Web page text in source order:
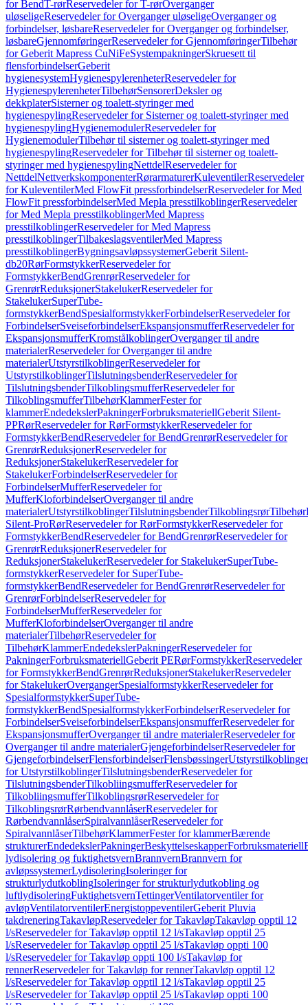
for BendT-rørReservedeler for T-rørOverganger
uløseligeReservedeler for Overganger uløseligeOverganger og
forbindelser, løsbareReservedeler for Overganger og forbindelser,
løsbareGjennomføringerReservedeler for GjennomføringerTilbehør
for Geberit Mapress CuNiFeSystempakningerSkruesett til
flensforbindelserGeberit
hygienesystemHygienespylerenheterReservedeler for
HygienespylerenheterTilbehørSensorerDeksler og
dekkplaterSisterner og toalett-styringer med
hygienespylingReservedeler for Sisterner og toalett-styringer med
hygienespylingHygienemodulerReservedeler for
HygienemodulerTilbehør til sisterner og toalett-styringer med
hygienespylingReservedeler for Tilbehør til sisterner og toalett-
styringer med hygienespylingNettdelReservedeler for
NettdelNettverkskomponenterRørarmaturerKuleventilerReservedeler
for KuleventilerMed FlowFit pressforbindelserReservedeler for Med
FlowFit pressforbindelserMed Mepla presstilkoblingerReservedeler
for Med Mepla presstilkoblingerMed Mapress
presstilkoblingerReservedeler for Med Mapress
presstilkoblingerTilbakeslagsventilerMed Mapress
presstilkoblingerBygningsavløpssystemerGeberit Silent-
db20RørFormstykkerReservedeler for
FormstykkerBendGrenrørReservedeler for
GrenrørReduksjonerStakelukerReservedeler for
StakelukerSuperTube-
formstykkerBendSpesialformstykkerForbindelserReservedeler for
ForbindelserSveiseforbindelserEkspansjonsmufferReservedeler for
EkspansjonsmufferKromstålkoblingerOverganger til andre
materialerReservedeler for Overganger til andre
materialerUtstyrstilkoblingerReservedeler for
UtstyrstilkoblingerTilslutningsbenderReservedeler for
TilslutningsbenderTilkoblingsmufferReservedeler for
TilkoblingsmufferTilbehørKlammerFester for
klammerEndedekslerPakningerForbruksmateriellGeberit Silent-
PPRørReservedeler for RørFormstykkerReservedeler for
FormstykkerBendReservedeler for BendGrenrørReservedeler for
GrenrørReduksjonerReservedeler for
ReduksjonerStakelukerReservedeler for
StakelukerForbindelserReservedeler for
ForbindelserMufferReservedeler for
MufferKloforbindelserOverganger til andre
materialerUtstyrstilkoblingerTilslutningsbenderTilkoblingsrørTilbehør
Silent-ProRørReservedeler for RørFormstykkerReservedeler for
FormstykkerBendReservedeler for BendGrenrørReservedeler for
GrenrørReduksjonerReservedeler for
ReduksjonerStakelukerReservedeler for StakelukerSuperTube-
formstykkerReservedeler for SuperTube-
formstykkerBendReservedeler for BendGrenrørReservedeler for
GrenrørForbindelserReservedeler for
ForbindelserMufferReservedeler for
MufferKloforbindelserOverganger til andre
materialerTilbehørReservedeler for
TilbehørKlammerEndedekslerPakningerReservedeler for
PakningerForbruksmateriellGeberit PERørFormstykkerReservedeler
for FormstykkerBendGrenrørReduksjonerStakelukerReservedeler
for StakelukerOvergangerSpesialformstykkerReservedeler for
SpesialformstykkerSuperTube-
formstykkerBendSpesialformstykkerForbindelserReservedeler for
ForbindelserSveiseforbindelserEkspansjonsmufferReservedeler for
EkspansjonsmufferOverganger til andre materialerReservedeler for
Overganger til andre materialerGjengeforbindelserReservedeler for
GjengeforbindelserFlensforbindelserFlensbøssingerUtstyrstilkoblinger
for UtstyrstilkoblingerTilslutningsbenderReservedeler for
TilslutningsbenderTilkobliingsmufferReservedeler for
TilkobliingsmufferTilkoblingsrørReservedeler for
TilkoblingsrørRørbendvannlåserReservedeler for
RørbendvannlåserSpiralvannlåserReservedeler for
SpiralvannlåserTilbehørKlammerFester for klammerBærende
strukturerEndedekslerPakningerBeskyttelseskapperForbruksmateriell
lydisolering og fuktighetsvernBrannvernBrannvern for
avløpssystemerLydisoleringIsoleringer for
strukturlydutkoblingIsoleringer for strukturlydutkobling og
luftlydisoleringFuktighetsvernTettingerVentilatorventiler for
avløpVentilatorventilerEnergistoppeventilerGeberit Pluvia
takdreneringTakavløpReservedeler for TakavløpTakavløp opptil 12
l/sReservedeler for Takavløp opptil 12 l/sTakavløp opptil 25
l/sReservedeler for Takavløp opptil 25 l/sTakavløp oppti 100
l/sReservedeler for Takavløp oppti 100 l/sTakavløp for
rennerReservedeler for Takavløp for rennerTakavløp opptil 12
l/sReservedeler for Takavløp opptil 12 l/sTakavløp opptil 25
l/sReservedeler for Takavløp opptil 25 l/sTakavløp oppti 100